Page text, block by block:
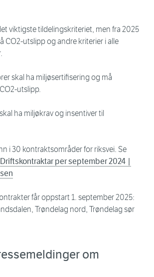
viktigste tildelingskriteriet, men fra 2025
CO2-utslipp og andre kriterier i alle
skal ha miljøsertifisering og må
utslipp.
ha miljøkrav og insentiver til
i 30 kontraktsområder for riksvei. Se
Driftskontraktar per september 2024 |
får oppstart 1. september 2025:
Trøndelag nord, Trøndelag sør
om